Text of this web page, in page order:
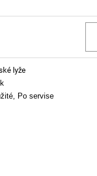
lyže
Po servise